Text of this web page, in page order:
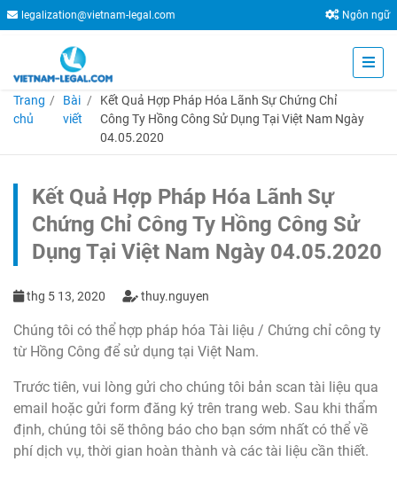
legalization@vietnam-legal.com Ngôn ngữ
Trang
chủ
Bài
viết
Kết Quả Hợp Pháp Hóa Lãnh Sự Chứng Chỉ
Công Ty Hồng Công Sử Dụng Tại Việt Nam Ngày
04.05.2020
Kết Quả Hợp Pháp Hóa Lãnh Sự
Chứng Chỉ Công Ty Hồng Công Sử
Dụng Tại Việt Nam Ngày 04.05.2020
thg 5 13, 2020 thuy.nguyen
Chúng tôi có thể hợp pháp hóa Tài liệu / Chứng chỉ công ty
từ Hồng Công để sử dụng tại Việt Nam.
Trước tiên, vui lòng gửi cho chúng tôi bản scan tài liệu qua
email hoặc gửi form đăng ký trên trang web. Sau khi thẩm
định, chúng tôi sẽ thông báo cho bạn sớm nhất có thể về
phí dịch vụ, thời gian hoàn thành và các tài liệu cần thiết.